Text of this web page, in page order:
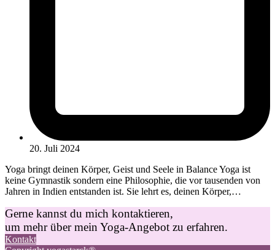
20. Juli 2024
Yoga bringt deinen Körper, Geist und Seele in Balance Yoga ist
keine Gymnastik sondern eine Philosophie, die vor tausenden von
Jahren in Indien entstanden ist. Sie lehrt es, deinen Körper,…
Gerne kannst du mich kontaktieren,
um mehr über mein Yoga-Angebot zu erfahren.
Kontakt